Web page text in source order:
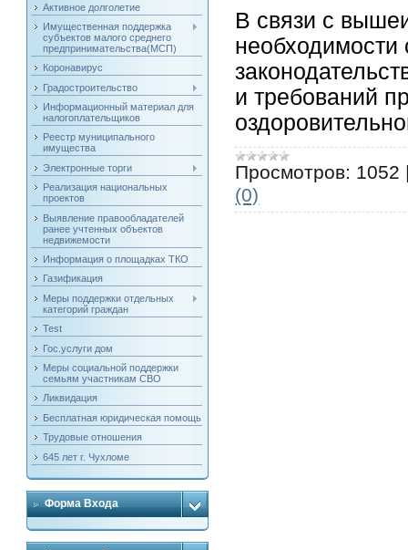
Активное долголетие
Имущественная поддержка
субъектов малого среднего
предпринимательства(МСП)
Коронавирус
Градостроительство
Информационный материал для
налогоплательщиков
Реестр муниципального
имущества
Электронные торги
Реализация национальных
проектов
Выявление правообладателей
ранее учтенных объектов
недвижемости
Информация о площадках ТКО
Газификация
Меры поддержки отдельных
категорий граждан
Test
Гос.услуги дом
Меры социальной поддержки
семьям участникам СВО
Ликвидация
Бесплатная юридическая помощь
Трудовые отношения
645 лет г. Чухломе
Форма Входа
В связи с
и требований
Просмотров: 1052
(0)